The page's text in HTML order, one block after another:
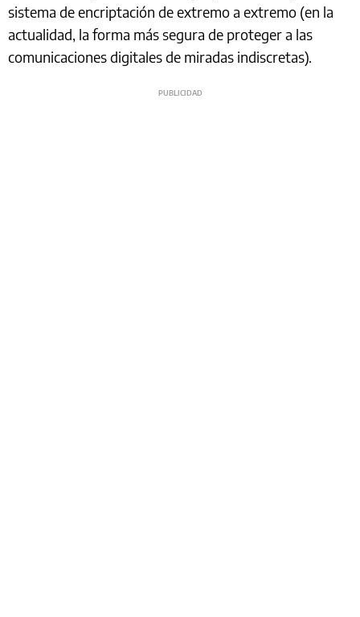
sistema de encriptación de extremo a extremo (en la
actualidad, la forma más segura de proteger a las
comunicaciones digitales de miradas indiscretas).